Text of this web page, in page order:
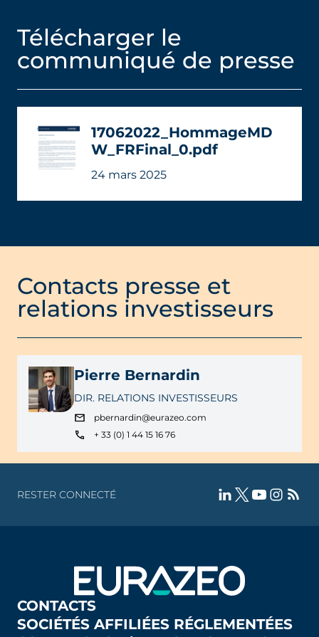
Télécharger le
communiqué de presse
17062022_HommageMD
W_FRFinal_0.pdf
24 mars 2025
Contacts presse et
relations investisseurs
Pierre Bernardin
DIR. RELATIONS INVESTISSEURS
pbernardin@eurazeo.com
+ 33 (0) 1 44 15 16 76
RESTER CONNECTÉ
CONTACTS
SOCIÉTÉS AFFILIÉES RÉGLEMENTÉES